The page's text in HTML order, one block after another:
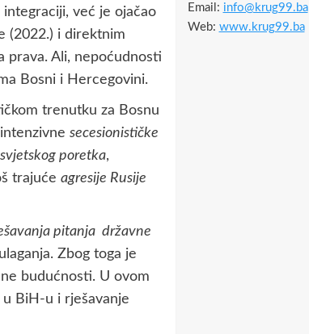
već je ojačao
(2022.) i direktnim
prava. Ali, nepoćudnosti
Bosni i Hercegovini.
trenutku za Bosnu
secesionističke
poretka,
trajuće agresije Rusije
pitanja državne
Zbog toga je
budućnosti. U ovom
BiH-u i rješavanje
Email: info@krug99.ba
Web: www.krug99.ba